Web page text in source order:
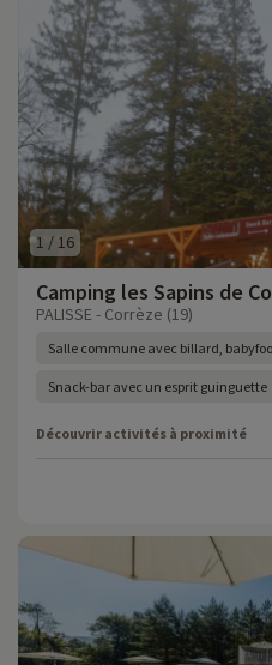
1 /16
Camping les Sapins de
PALISSE - Corrèze (19)
Salle commune avec billard,
Snack-bar avec un esprit guinguette
Découvrir activités à proximité